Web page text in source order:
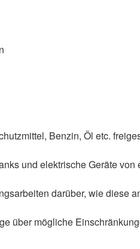
Benzin, Öl etc.
und elektrische Geräte von
darüber, wie diese
über mögliche